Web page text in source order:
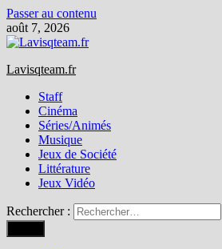
Passer au contenu
août 7, 2026
Lavisqteam.fr
Staff
Cinéma
Séries/Animés
Musique
Jeux de Société
Littérature
Jeux Vidéo
Rechercher :